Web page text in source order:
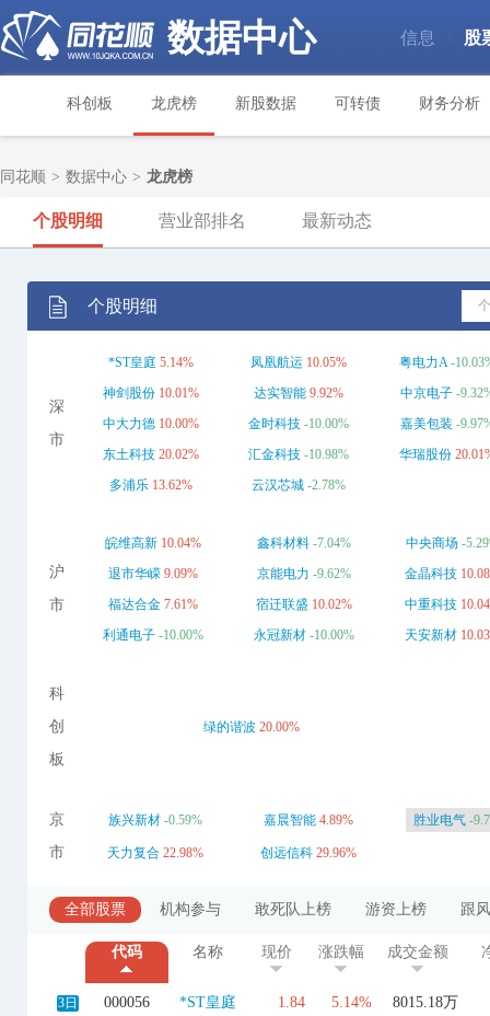
数据中心 信息 股
科创板 龙虎榜 新股数据 可转债 财务分析
同花顺 > 数据中心 > 龙虎榜
个股明细 营业部排名 最新动态
个股明细
深
市
*ST皇庭 5.14% 凤凰航运 10.05% 粤电力A -
神剑股份 10.01% 达实智能 9.92% 中京电子 -
中大力德 10.00% 金时科技 -10.00% 嘉美包装 -
东土科技 20.02% 汇金科技 -10.98% 华瑞股份
多浦乐 13.62% 云汉芯城 -2.78%
沪
市
皖维高新 10.04% 鑫科材料 -7.04% 中央商场 -
退市华嵘 9.09% 京能电力 -9.62% 金晶科技
福达合金 7.61% 宿迁联盛 10.02% 中重科技
利通电子 -10.00% 永冠新材 -10.00% 天安新材
科
创
板
绿的谐波 20.00%
京
市
族兴新材 -0.59% 嘉晨智能 4.89% 胜业电气 -
天力复合 22.98% 创远信科 29.96%
全部股票 机构参与 敢死队上榜 游资上榜 跟
代码 名称 现价 涨跌幅 成交金额
3日 000056 *ST皇庭 1.84 5.14% 8015.18万